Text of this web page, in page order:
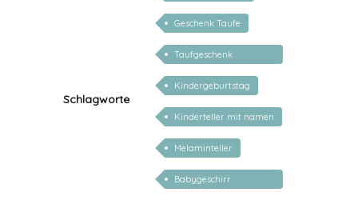
Schlagworte
Geschenk Taufe
Taufgeschenk
personalisiert
Kindergeburtstag
Kinderteller mit namen
Melaminteller
Babygeschirr